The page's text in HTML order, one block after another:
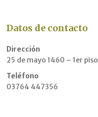
Datos de contacto
Dirección
25 de mayo 1460 – 1er piso
Teléfono
03764 447356